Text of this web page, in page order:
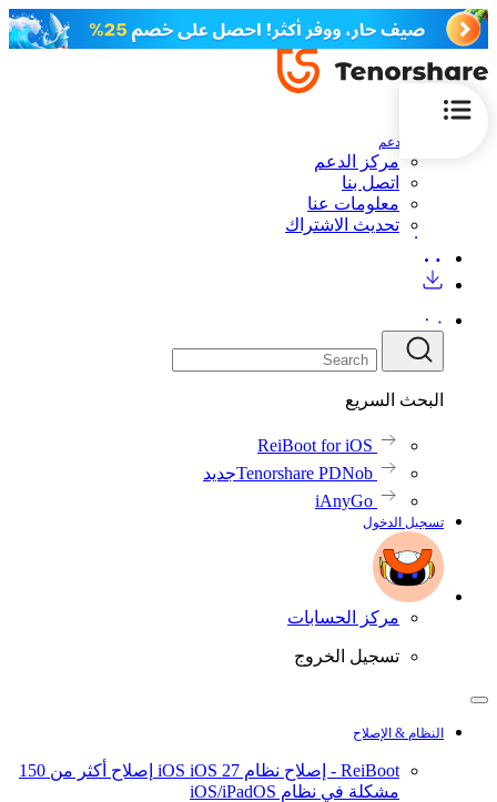
الدعم
مركز الدعم
اتصل بنا
معلومات عنا
تحديث الاشتراك
البحث السريع
ReiBoot for iOS
Tenorshare PDNobجديد
iAnyGo
تسجيل الدخول
مركز الحسابات
تسجيل الخروج
النظام & الإصلاح
ReiBoot - إصلاح نظام iOS iOS 27
إصلاح أكثر من 150
مشكلة في نظام iOS/iPadOS